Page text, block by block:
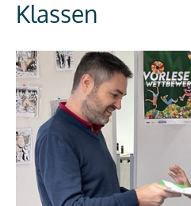
Klassen